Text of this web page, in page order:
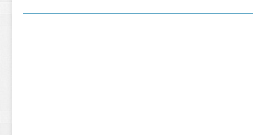
хронометры